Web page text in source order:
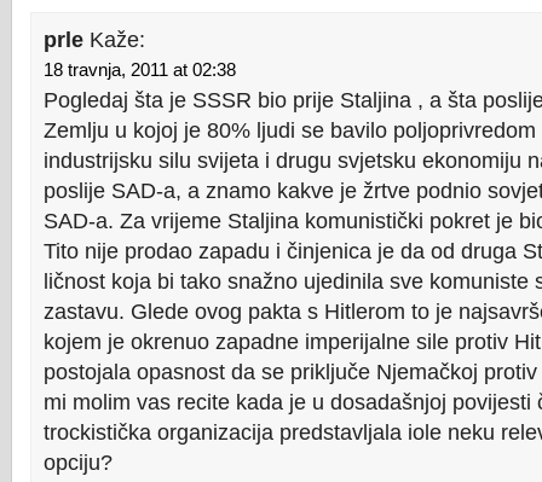
prle Kaže:
18 travnja, 2011 at 02:38
Pogledaj šta je SSSR bio prije Staljina , a šta
Zemlju u kojoj je 80% ljudi se bavilo
industrijsku silu svijeta i drugu svjetsku ekonomiju
poslije SAD-a, a znamo kakve je žrtve podnio
SAD-a. Za vrijeme Staljina komunistički pokret je
Tito nije prodao zapadu i činjenica je da od druga
ličnost koja bi tako snažno ujedinila sve komuniste
zastavu. Glede ovog pakta s Hitlerom to je
kojem je okrenuo zapadne imperijalne sile protiv
postojala opasnost da se priključe Njemačkoj
mi molim vas recite kada je u dosadašnjoj povijesti
trockistička organizacija predstavljala iole neku
opciju?